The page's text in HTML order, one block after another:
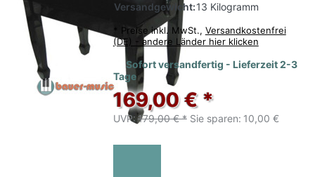
Versandgewicht:13 Kilogramm
* Preise inkl. MwSt., Versandkostenfrei
(DE) - andere Länder hier klicken
Sofort versandfertig - Lieferzeit 2-3
Tage
169,00 € *
UVP: 179,00 € * Sie sparen: 10,00 €